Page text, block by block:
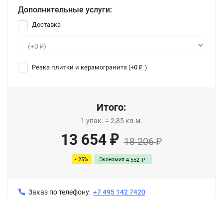
Дополнительные услуги:
Доставка
Резка плитки и керамогранита (+0 ₽ )
Итого:
1 упак. = 2,85 кв.м.
13 654 ₽ 18 206 ₽
- 25% Экономия 4 552 ₽
Заказ по телефону: +7 495 142 7420